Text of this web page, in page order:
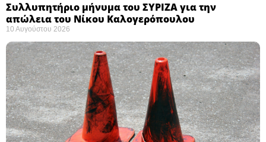
Συλλυπητήριο μήνυμα του ΣΥΡΙΖΑ για την
απώλεια του Νίκου Καλογερόπουλου ​
10 Αυγούστου 2026